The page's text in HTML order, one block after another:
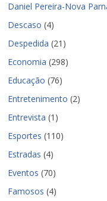
Daniel Pereira-Nova
Descaso (4)
Despedida (21)
Economia (298)
Educação (76)
Entretenimento (2)
Entrevista (1)
Esportes (110)
Estradas (4)
Eventos (70)
Famosos (4)